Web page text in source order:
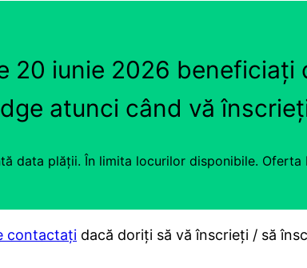
20 iunie 2026 beneficiați
atunci când vă
data plății. În limita locurilor disponibile.
contactați dacă doriți să vă înscrieți / să